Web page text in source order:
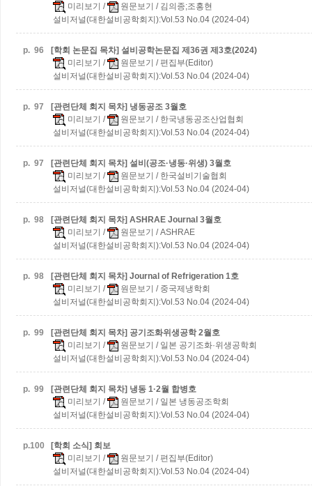
미리보기 / 원문보기 / 김의종;조홍현
설비저널(대한설비공학회지):Vol.53 No.04 (2024-04)
p. 96
[학회 논문집 목차] 설비공학논문집 제36권 제3호(2024)
미리보기 / 원문보기 / 편집부(Editor)
설비저널(대한설비공학회지):Vol.53 No.04 (2024-04)
p. 97
[관련단체 회지 목차] 냉동공조 3월호
미리보기 / 원문보기 / 한국냉동공조산업협회
설비저널(대한설비공학회지):Vol.53 No.04 (2024-04)
p. 97
[관련단체 회지 목차] 설비(공조·냉동·위생) 3월호
미리보기 / 원문보기 / 한국설비기술협회
설비저널(대한설비공학회지):Vol.53 No.04 (2024-04)
p. 98
[관련단체 회지 목차] ASHRAE Journal 3월호
미리보기 / 원문보기 / ASHRAE
설비저널(대한설비공학회지):Vol.53 No.04 (2024-04)
p. 98
[관련단체 회지 목차] Journal of Refrigeration 1호
미리보기 / 원문보기 / 중국제냉학회
설비저널(대한설비공학회지):Vol.53 No.04 (2024-04)
p. 99
[관련단체 회지 목차] 공기조화위생공학 2월호
미리보기 / 원문보기 / 일본 공기조화·위생공학회
설비저널(대한설비공학회지):Vol.53 No.04 (2024-04)
p. 99
[관련단체 회지 목차] 냉동 1·2월 합병호
미리보기 / 원문보기 / 일본 냉동공조학회
설비저널(대한설비공학회지):Vol.53 No.04 (2024-04)
p.100
[학회 소식] 회보
미리보기 / 원문보기 / 편집부(Editor)
설비저널(대한설비공학회지):Vol.53 No.04 (2024-04)